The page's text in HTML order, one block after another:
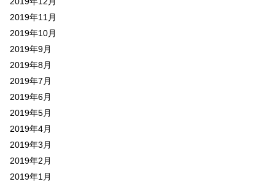
2019年11月
2019年10月
2019年9月
2019年8月
2019年7月
2019年6月
2019年5月
2019年4月
2019年3月
2019年2月
2019年1月